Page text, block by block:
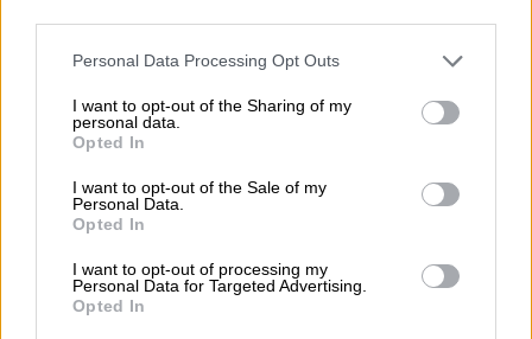
Please note that this website/app uses one or more Google
not limited to your visit or usage behaviour. You may click to
grant or deny consent to Google and its third-party tags to
use your data for below specified purposes in below Google
consent section.
Personal Data Processing Opt Outs
I want to opt-out of the Sharing of my
personal data.
Opted In
I want to opt-out of the Sale of my
Personal Data.
Opted In
I want to opt-out of processing my
Personal Data for Targeted Advertising.
Opted In